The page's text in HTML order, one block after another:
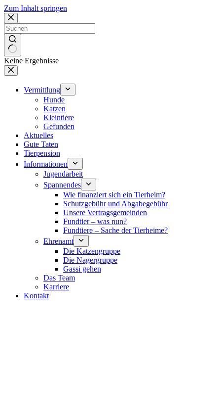
Zum Inhalt springen
Keine Ergebnisse
Vermittlung
Hunde
Katzen
Kleintiere
Gefunden
Aktuelles
Gute Taten
Tierpension
Informationen
Jugendarbeit
Spannendes
Wie finanziert sich ein Tierheim?
Schutzgebühr und Abgabegebühr
Unsere Vertragsgemeinden
Fundtier – was nun?
Fundtiere – Sache der Tierheime?
Ehrenamt
Die Katzengruppe
Die Nagergruppe
Gassi gehen
Das Team
Karriere
Kontakt